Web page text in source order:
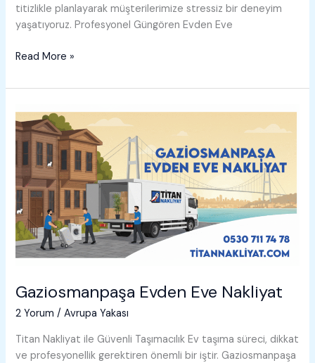
titizlikle planlayarak müşterilerimize stressiz bir deneyim
yaşatıyoruz. Profesyonel Güngören Evden Eve
Güngören
Eve
Read More »
Gaziosmanpaşa Evden Eve Nakliyat
2 Yorum /Avrupa Yakası
Titan Nakliyat ile Güvenli Taşımacılık Ev taşıma süreci, dikkat
ve profesyonellik gerektiren önemli bir iştir. Gaziosmanpaşa